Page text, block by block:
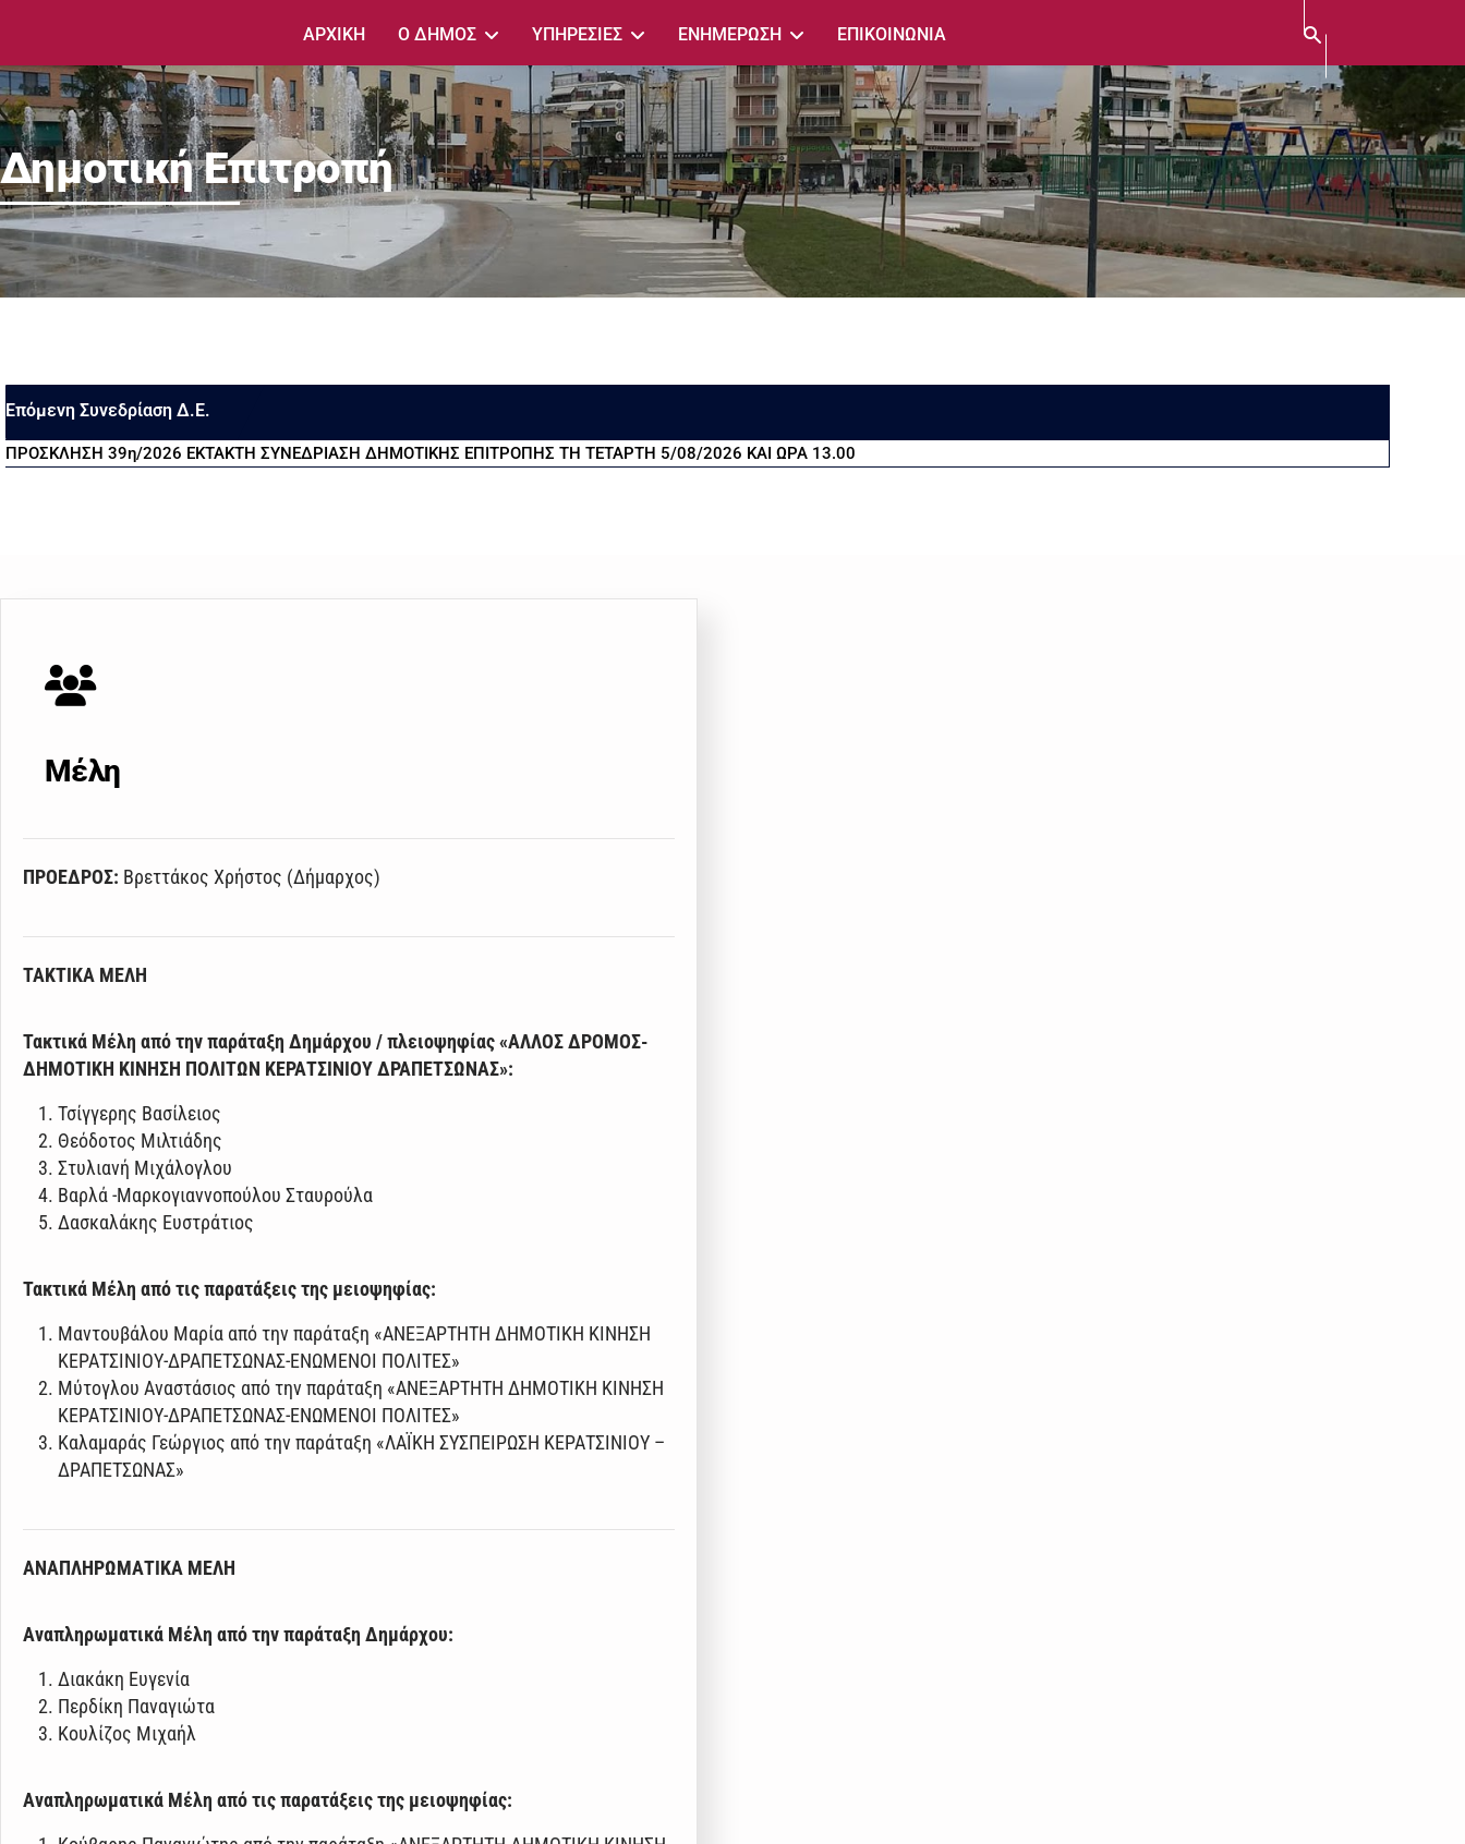
ΑΡΧΙΚΗ Ο ΔΗΜΟΣ ΥΠΗΡΕΣΙΕΣ ΕΝΗΜΕΡΩΣΗ ΕΠΙΚΟΙΝΩΝΙΑ
Δημοτική Επιτροπή
Επόμενη Συνεδρίαση Δ.Ε.
ΠΡΟΣΚΛΗΣΗ 39η/2026 ΕΚΤΑΚΤΗ ΣΥΝΕΔΡΙΑΣΗ ΔΗΜΟΤΙΚΗΣ ΕΠΙΤΡΟΠΗΣ ΤΗ ΤΕΤΑΡΤΗ 5/08/2026 ΚΑΙ ΩΡΑ 13.00
Μέλη
ΠΡΟΕΔΡΟΣ: Βρεττάκος Χρήστος (Δήμαρχος)
ΤΑΚΤΙΚΑ ΜΕΛΗ
Τακτικά Μέλη από την παράταξη Δημάρχου / πλειοψηφίας «ΑΛΛΟΣ ΔΡΟΜΟΣ-
ΔΗΜΟΤΙΚΗ ΚΙΝΗΣΗ ΠΟΛΙΤΩΝ ΚΕΡΑΤΣΙΝΙΟΥ ΔΡΑΠΕΤΣΩΝΑΣ»:
Τσίγγερης Βασίλειος
Θεόδοτος Μιλτιάδης
Στυλιανή Μιχάλογλου
Βαρλά -Μαρκογιαννοπούλου Σταυρούλα
Δασκαλάκης Ευστράτιος
Τακτικά Μέλη από τις παρατάξεις της μειοψηφίας:
Μαντουβάλου Μαρία από την παράταξη «ΑΝΕΞΑΡΤΗΤΗ ΔΗΜΟΤΙΚΗ ΚΙΝΗΣΗ
ΚΕΡΑΤΣΙΝΙΟΥ-ΔΡΑΠΕΤΣΩΝΑΣ-ΕΝΩΜΕΝΟΙ ΠΟΛΙΤΕΣ»
Μύτογλου Αναστάσιος από την παράταξη «ΑΝΕΞΑΡΤΗΤΗ ΔΗΜΟΤΙΚΗ ΚΙΝΗΣΗ
ΚΕΡΑΤΣΙΝΙΟΥ-ΔΡΑΠΕΤΣΩΝΑΣ-ΕΝΩΜΕΝΟΙ ΠΟΛΙΤΕΣ»
Καλαμαράς Γεώργιος από την παράταξη «ΛΑΪΚΗ ΣΥΣΠΕΙΡΩΣΗ ΚΕΡΑΤΣΙΝΙΟΥ –
ΔΡΑΠΕΤΣΩΝΑΣ»
ΑΝΑΠΛΗΡΩΜΑΤΙΚΑ ΜΕΛΗ
Αναπληρωματικά Μέλη από την παράταξη Δημάρχου:
Διακάκη Ευγενία
Περδίκη Παναγιώτα
Κουλίζος Μιχαήλ
Αναπληρωματικά Μέλη από τις παρατάξεις της μειοψηφίας: